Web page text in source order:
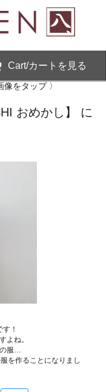
Cart/カートを見る
をタップ 〉
おめかし】 に
！
よね。
の服…
を作ることになりまし